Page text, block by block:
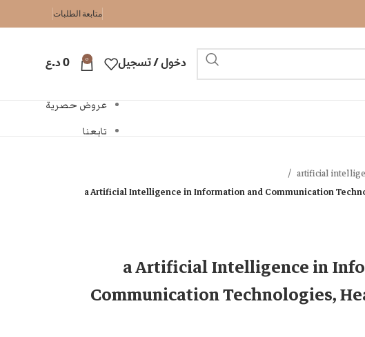
متابعة الطلبات
دخول / تسجيل 0
0د.ع
عروض حصرية
تابعنا
artificial
a Artificial Intelligence in Information and Communication
a Artificial Intelligence in
Communication Technologies,